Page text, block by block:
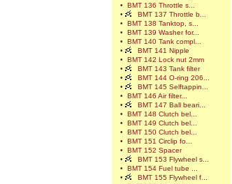
•
BMT 136 Throttle s...
•
BMT 137 Throttle b...
•
BMT 138 Tanktop, s...
•
BMT 139 Washer for...
•
BMT 140 Tank compl...
•
BMT 141 Nipple
•
BMT 142 Lock nut 2mm
•
BMT 143 Tank filter
•
BMT 144 O-ring 206...
•
BMT 145 Selftappin...
•
BMT 146 Air filter...
•
BMT 147 Ball beari...
•
BMT 148 Clutch bel...
•
BMT 149 Clutch bel...
•
BMT 150 Clutch bel...
•
BMT 151 Circlip fo...
•
BMT 152 Spacer
•
BMT 153 Flywheel s...
•
BMT 154 Fuel tube ...
•
BMT 155 Flywheel f...